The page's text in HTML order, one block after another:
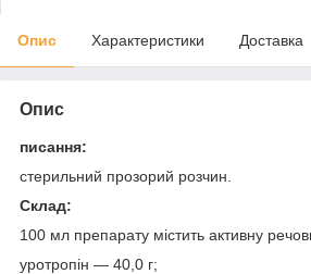
Опис Характеристики Доставка
Опис
писання:
стерильний прозорий розчин.
Склад:
100 мл препарату містить активну
уротропін — 40,0 г;